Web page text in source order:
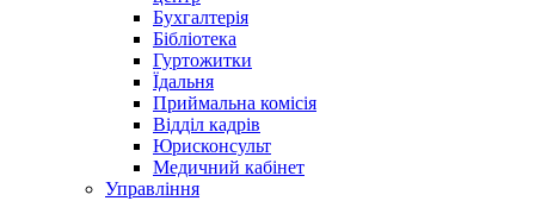
Бухгалтерія
Бібліотека
Гуртожитки
Їдальня
Приймальна комісія
Відділ кадрів
Юрисконсульт
Медичний кабінет
Управління